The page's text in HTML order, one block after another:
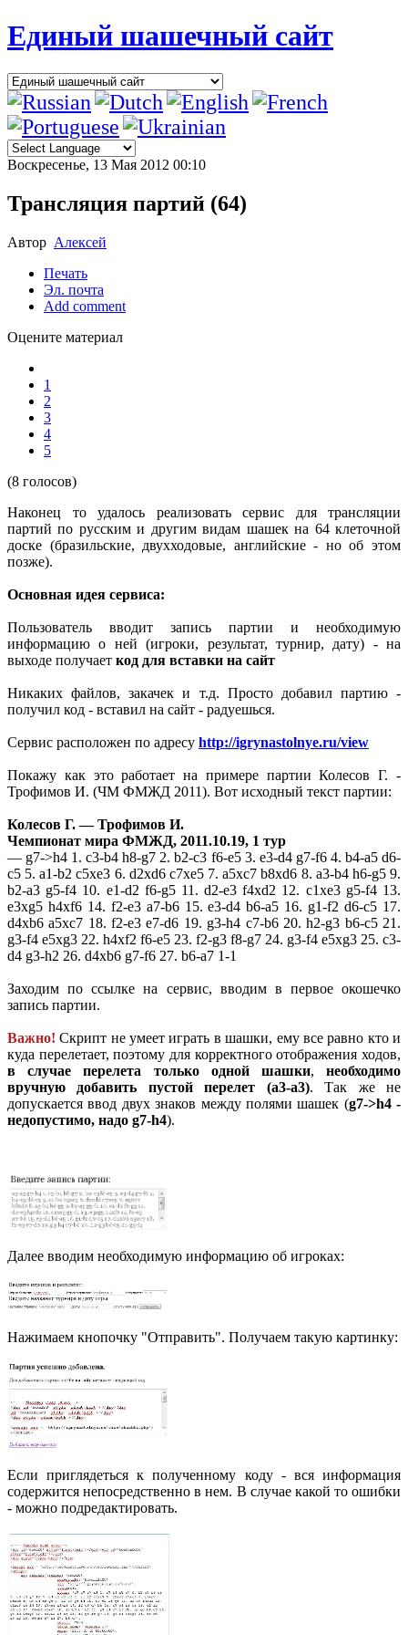
Единый шашечный сайт
Воскресенье, 13 Мая 2012 00:10
Трансляция партий (64)
Автор Алексей
Печать
Эл. почта
Add comment
Оцените материал
1
2
3
4
5
(8 голосов)
Наконец то удалось реализовать сервис для трансляции
партий по русским и другим видам шашек на 64 клеточной
доске (бразильские, двухходовые, английские - но об этом
позже).
Основная идея сервиса:
Пользователь вводит запись партии и необходимую
информацию о ней (игроки, результат, турнир, дату) - на
выходе получает код для вставки на сайт
Никаких файлов, закачек и т.д. Просто добавил партию -
получил код - вставил на сайт - радуешься.
Сервис расположен по адресу http://igrynastolnye.ru/view
Покажу как это работает на примере партии Колесов Г. -
Трофимов И. (ЧМ ФМЖД 2011). Вот исходный текст партии:
Колесов Г. — Трофимов И.
Чемпионат мира ФМЖД, 2011.10.19, 1 тур
— g7->h4 1. c3-b4 h8-g7 2. b2-c3 f6-e5 3. e3-d4 g7-f6 4. b4-a5 d6-
c5 5. a1-b2 c5xe3 6. d2xd6 c7xe5 7. a5xc7 b8xd6 8. a3-b4 h6-g5 9.
b2-a3 g5-f4 10. e1-d2 f6-g5 11. d2-e3 f4xd2 12. c1xe3 g5-f4 13.
e3xg5 h4xf6 14. f2-e3 a7-b6 15. e3-d4 b6-a5 16. g1-f2 d6-c5 17.
d4xb6 a5xc7 18. f2-e3 e7-d6 19. g3-h4 c7-b6 20. h2-g3 b6-c5 21.
g3-f4 e5xg3 22. h4xf2 f6-e5 23. f2-g3 f8-g7 24. g3-f4 e5xg3 25. c3-
d4 g3-h2 26. d4xb6 g7-f6 27. b6-a7 1-1
Заходим по ссылке на сервис, вводим в первое окошечко
запись партии.
Важно!Скрипт не умеет играть в шашки, ему все равно кто и
куда перелетает, поэтому для корректного отображения ходов,
в случае перелета только одной шашки,необходимо
вручную добавить пустой перелет (a3-a3). Так же не
допускается ввод двух знаков между полями шашек (g7->h4 -
недопустимо, надо g7-h4).
Далее вводим необходимую информацию об игроках:
Нажимаем кнопочку "Отправить". Получаем такую картинку:
Если приглядеться к полученному коду - вся информация
содержится непосредственно в нем. В случае какой то ошибки
- можно подредактировать.